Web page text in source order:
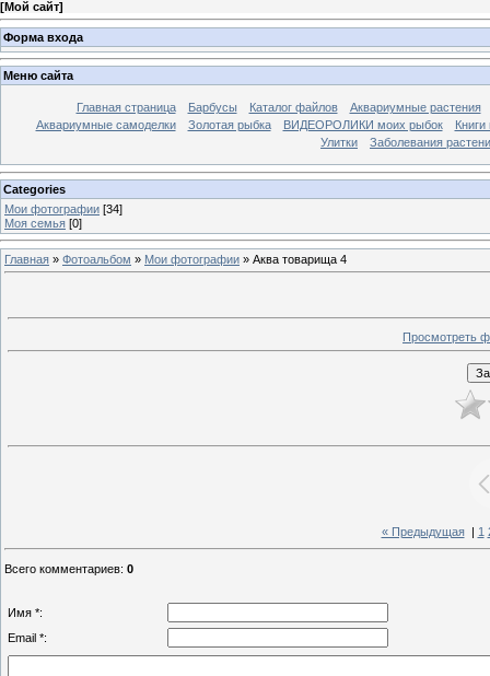
[Мой сайт]
Форма входа
Меню сайта
Главная страница Барбусы Каталог файлов
Аквариумные растения
Аквариумные самоделки
Золотая рыбка ВИДЕОРОЛИКИ моих рыбок
Улитки
Заболевания
Categories
Мои фотографии [34]
Моя семья [0]
Главная » Фотоальбом » Мои фотографии » Аква товарища 4
Просмотреть
« Предыдущая| 1
Всего комментариев: 0
Имя *:
Email *: